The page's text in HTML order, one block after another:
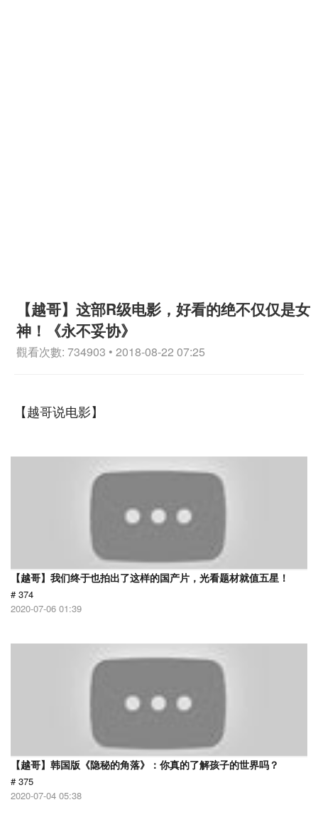
【越哥】这部R级电影，好看的绝不仅仅是女
神！《永不妥协》
觀看次數: 734903 • 2018-08-22 07:25
【越哥说电影】
【越哥】我们终于也拍出了这样的国产片，光看题材就值五星！
# 374
2020-07-06 01:39
【越哥】韩国版《隐秘的角落》：你真的了解孩子的世界吗？
# 375
2020-07-04 05:38